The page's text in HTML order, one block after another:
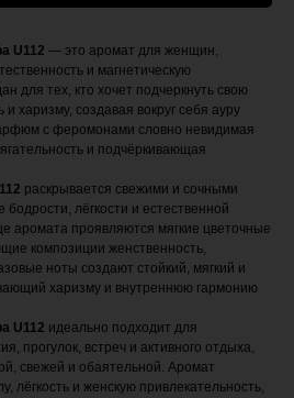
U112 — это аромат для женщин,
и магнетическую
для тех, кто хочет подчеркнуть свою
харизму, создавая вокруг себя ауру
с феромонами словно невидимая
и подчёркивающая
раскрывается свежими и сочными
лёгкости и естественной
аромата проявляются мягкие цветочные
композиции женственность,
ноты создают стойкий, мягкий и
харизму и внутреннюю гармонию
U112 идеально подходит для
прогулок, встреч и активного отдыха,
свежей и обаятельной. Аромат
лёгкость и женскую привлекательность,